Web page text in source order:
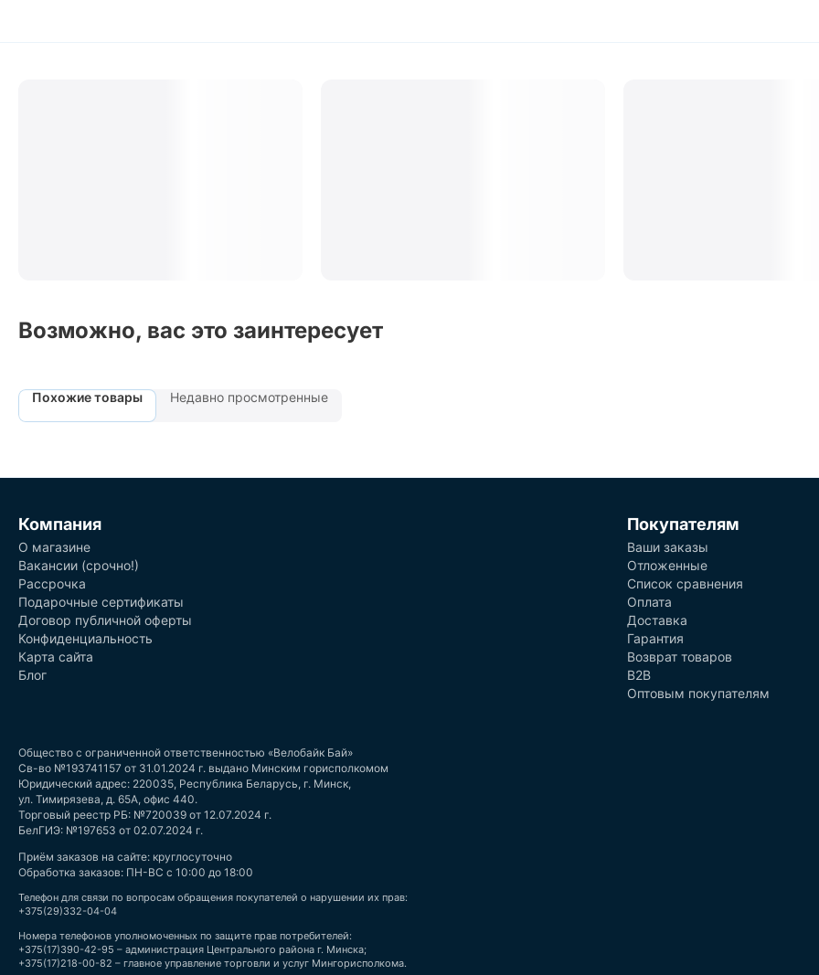
Возможно, вас это заинтересует
Похожие товары Недавно просмотренные
Компания
О магазине
Вакансии (срочно!)
Рассрочка
Подарочные сертификаты
Договор публичной оферты
Конфиденциальность
Карта сайта
Блог
Покупателям
Ваши заказы
Отложенные
Список сравнения
Оплата
Доставка
Гарантия
Возврат товаров
B2B
Оптовым покупателям
Общество с ограниченной ответственностью «Велобайк Бай»
Св-во №193741157 от 31.01.2024 г. выдано Минским горисполкомом
Юридический адрес: 220035, Республика Беларусь, г. Минск,
ул. Тимирязева, д. 65А, офис 440.
Торговый реестр РБ: №720039 от 12.07.2024 г.
БелГИЭ: №197653 от 02.07.2024 г.
Приём заказов на сайте: круглосуточно
Обработка заказов: ПН-ВС с 10:00 до 18:00
Телефон для связи по вопросам обращения покупателей о нарушении их прав:
+375(29)332-04-04
Номера телефонов уполномоченных по защите прав потребителей:
+375(17)390-42-95 – администрация Центрального района г. Минска;
+375(17)218-00-82 – главное управление торговли и услуг Мингорисполкома.